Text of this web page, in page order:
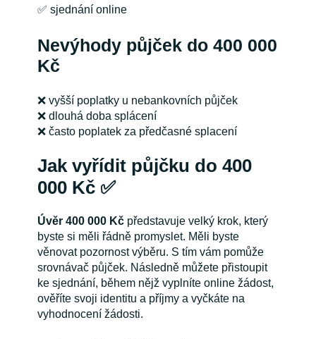
✅ sjednání online
Nevýhody půjček do 400 000
Kč
❌ vyšší poplatky u nebankovních půjček
❌ dlouhá doba splácení
❌ často poplatek za předčasné splacení
Jak vyřídit půjčku do 400
000 Kč ✅
Úvěr 400 000 Kčpředstavuje velký krok, který
byste si měli řádně promyslet. Měli byste
věnovat pozornost výběru. S tím vám pomůže
srovnávač půjček. Následně můžete přistoupit
ke sjednání, během nějž vyplníte online žádost,
ověříte svoji identitu a příjmy a vyčkáte na
vyhodnocení žádosti.